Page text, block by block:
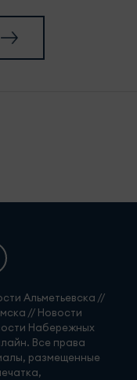
Альметьевска //
// Новости
Набережных
Все права
размещенные